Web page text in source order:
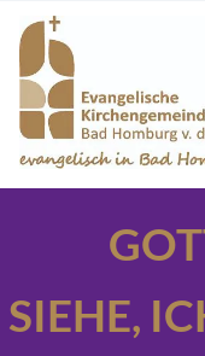
SIEHE,